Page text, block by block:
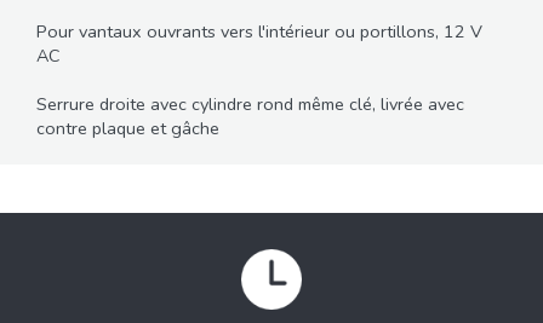
Pour vantaux ouvrants vers l'intérieur ou portillons, 12 V
AC
Serrure droite avec cylindre rond même clé, livrée avec
contre plaque et gâche